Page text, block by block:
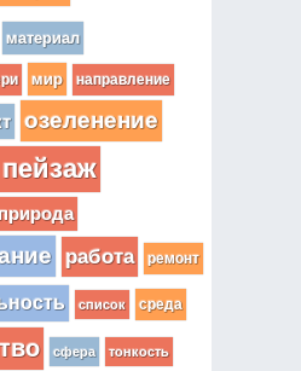
материал
мир направление
озеленение
пейзаж
работа ремонт
список среда
сфера тонкость